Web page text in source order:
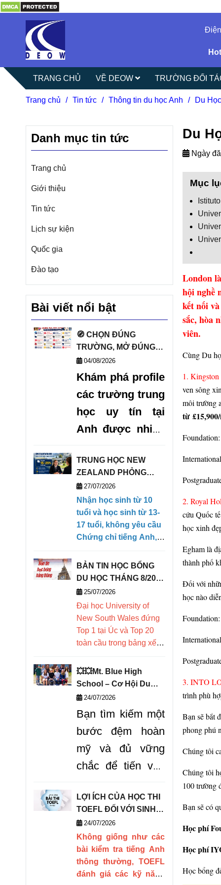
TRANG CHỦ VỀ DEOW TRƯỜNG ĐỐI
Trang chủ / Tin tức / Thông tin du học Anh / Du
Du
Ngày
Mục
London
hội nghề
kết nối
sắc, hòa
viên.
Cùng Du
1.
ven sông
môi trường
từ
2. Royal
cứu Quốc
học xinh
Egham là
thành phố
Đối với
học nào
3. INTO
trình phù
Bạn sẽ bắt
phong phú
Chúng tôi
Chúng tôi
100 trường
Bạn sẽ có
Học phí
Học phí
Học bổng
Danh mục tin tức
Trang chủ
Giới thiệu
Tin tức
Lịch sự kiện
Quốc gia
Đào tạo
Bài viết nổi bật
🧭 CHỌN ĐÚNG
TRƯỜNG, MỞ ĐÚNG
TƯƠNG LAI VỚI DANH
SÁCH TRƯỜNG
TRUNG HỌC UY TÍN
TẠI ANH 🧭
04/08/2026
Khám phá profile
các trường trung
học uy tín tại
Anh được nhiều
lựa chọn. Bài
viết tổng hợp
học phí, học
bổng, chương
trình học, ký túc
vào, điểm nổi bật
và cơ hội vào
các trường đại
học danh tiếng
trên thế giới.
TRUNG HỌC NEW
ZEALAND PHỎNG
VẤN HỌC BỔNG TRỰC
TIẾP KỲ THÁNG 1/2027
(28/01/2027- 09/04/2027)
27/07/2026
Nhận học sinh từ 10
tuổi và học sinh từ 13-
17 tuổi, không yêu cầu
Chứng chỉ tiếng Anh,
căn bản để có thể theo
học chương trình
Tiếng Anh tăng cường
điểm trung bình môn
linh hoạt, chào đón học
sinh có thái độ học tập
nghiêm túc.
BẢN TIN HỌC BỔNG
DU HỌC THÁNG 8/2026
- DEOW VIETNAM
25/07/2026
Đại học University of
New South Wales đứng
Top 1 tại Úc và Top 20
toàn cầu trong bảng xếp
thế giới QS, trường
hiện
đang mở ra các
chương trình học bổng
tuyển sinh năm 2027.
💥💥Mt. Blue High
School – Cơ Hội Du
Học Vàng Chinh Phục
THPT Mỹ!
24/07/2026
Bạn tìm kiếm một
bước đệm hoàn
mỹ và đủ vững
chắc để tiến vào
đại học danh tiếng
tại nước Mỹ? Mt.
Blue High School
là "tảng đá vững
chắc"cho bạn
LỢI ÍCH CỦA HỌC THI
TOEFL ĐỐI VỚI SINH
VIÊN DU HỌC
24/07/2026
Không giống như các
bài kiểm tra tiếng Anh
thông thường, TOEFL
đánh giá các kỹ năng